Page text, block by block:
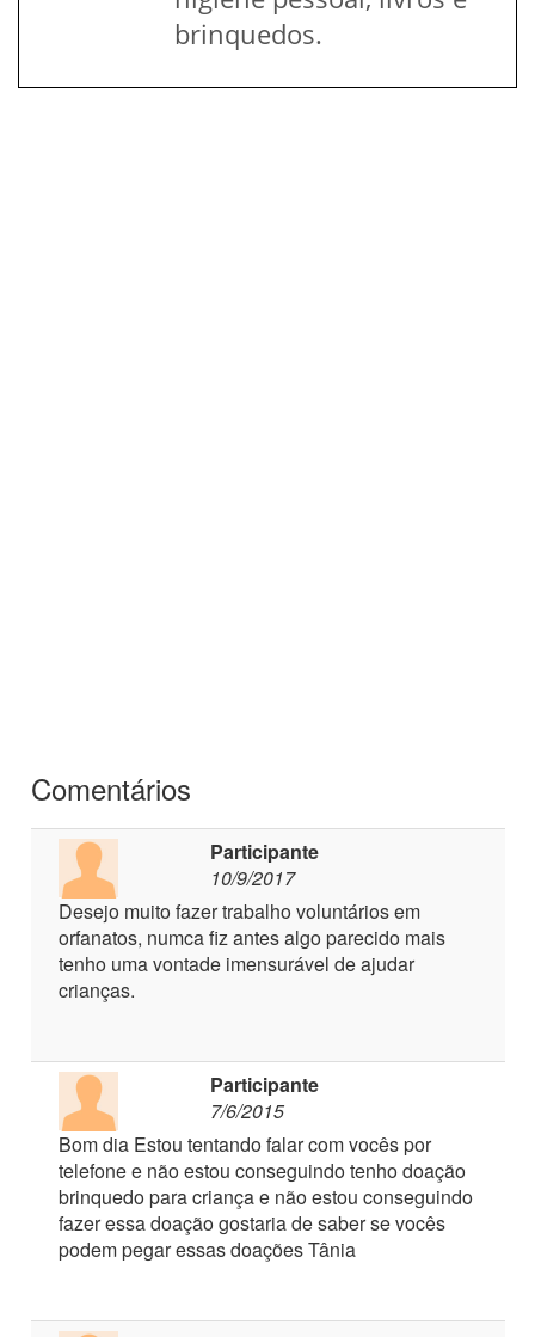
brinquedos.
Comentários
Participante
10/9/2017
Desejo muito fazer trabalho voluntários em
orfanatos, numca fiz antes algo parecido mais
tenho uma vontade imensurável de ajudar
crianças.
Participante
7/6/2015
Bom dia Estou tentando falar com vocês por
telefone e não estou conseguindo tenho doação
brinquedo para criança e não estou conseguindo
fazer essa doação gostaria de saber se vocês
podem pegar essas doações Tânia